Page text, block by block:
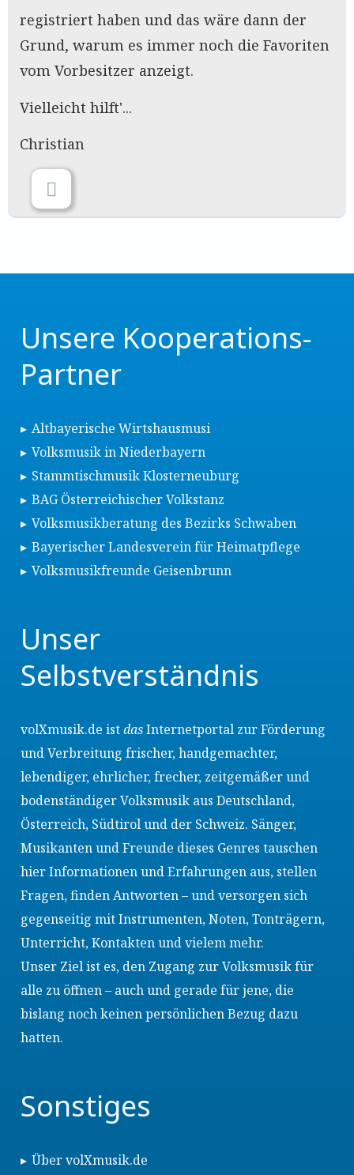
registriert haben und das wäre dann der
Grund, warum es immer noch die Favoriten
vom Vorbesitzer anzeigt.
Vielleicht hilft'...
Christian
Unsere Kooperations-
Partner
Altbayerische Wirtshausmusi
Volksmusik in Niederbayern
Stammtischmusik Klosterneuburg
BAG Österreichischer Volkstanz
Volksmusikberatung des Bezirks Schwaben
Bayerischer Landesverein für Heimatpflege
Volksmusikfreunde Geisenbrunn
Unser
Selbstverständnis
volXmusik.de istdasInternetportal zur Förderung
und Verbreitung frischer, handgemachter,
lebendiger, ehrlicher, frecher, zeitgemäßer und
bodenständiger Volksmusik aus Deutschland,
Österreich, Südtirol und der Schweiz. Sänger,
Musikanten und Freunde dieses Genres tauschen
hier Informationen und Erfahrungen aus, stellen
Fragen, finden Antworten – und versorgen sich
gegenseitig mit Instrumenten, Noten, Tonträgern,
Unterricht, Kontakten und vielem mehr.
Unser Ziel ist es, den Zugang zur Volksmusik für
alle zu öffnen – auch und gerade für jene, die
bislang noch keinen persönlichen Bezug dazu
hatten.
Sonstiges
Über volXmusik.de